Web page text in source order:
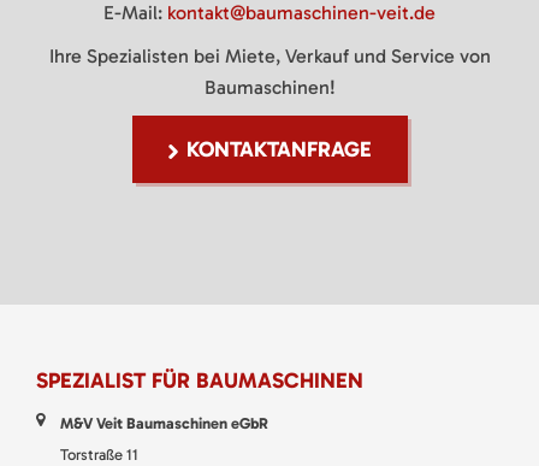
E-Mail: kontakt@baumaschinen-veit.de
Ihre Spezialisten bei Miete, Verkauf und Service von
Baumaschinen!
KONTAKTANFRAGE
SPEZIALIST FÜR BAUMASCHINEN
M&V Veit Baumaschinen eGbR
Torstraße 11